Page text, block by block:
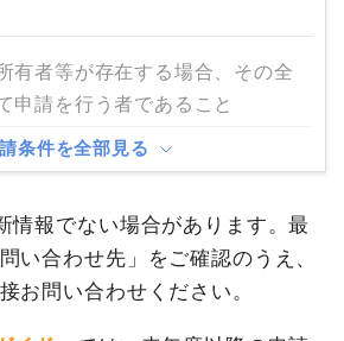
有者等が存在する場合、その全
申請を行う者であること
条件を全部見る
情報でない場合があります。最
い合わせ先」をご確認のうえ、
お問い合わせください。